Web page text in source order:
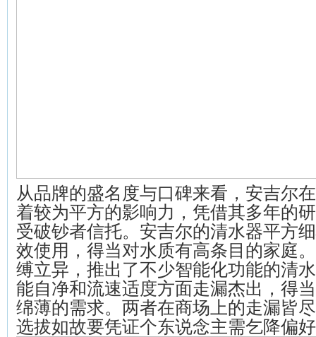
从品牌的盛名度与口碑来看，安吉尔
着较为平方的影响力，凭借其多年的
受破钞者信托。安吉尔的清水器平方
效使用，得当对水质有高条目的家庭
缚立异，推出了不少智能化功能的清
能自净和流速适度方面走漏杰出，得
绵薄的需求。两者在商场上的走漏皆
选拔如故要凭证个东说念主需乞降偏